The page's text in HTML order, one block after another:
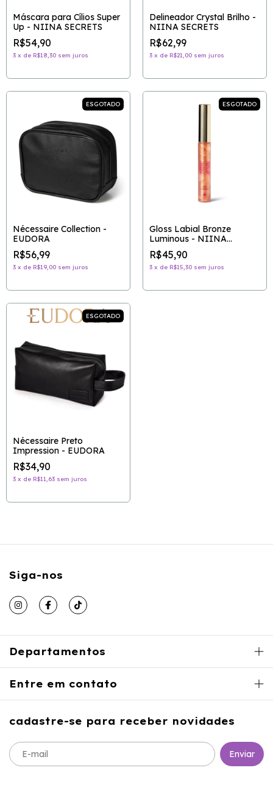
Máscara para Cílios Super
Up - NIINA SECRETS
R$54,90
3 x de R$18,30 sem juros
Delineador Crystal Brilho -
NIINA SECRETS
R$62,99
3 x de R$21,00 sem juros
ESGOTADO
Nécessaire Collection -
EUDORA
R$56,99
3 x de R$19,00 sem juros
ESGOTADO
Gloss Labial Bronze
Luminous - NIINA
SECRETS
R$45,90
3 x de R$15,30 sem juros
ESGOTADO
Nécessaire Preto
Impression - EUDORA
R$34,90
3 x de R$11,63 sem juros
Siga-nos
Departamentos
Entre em contato
cadastre-se para receber novidades